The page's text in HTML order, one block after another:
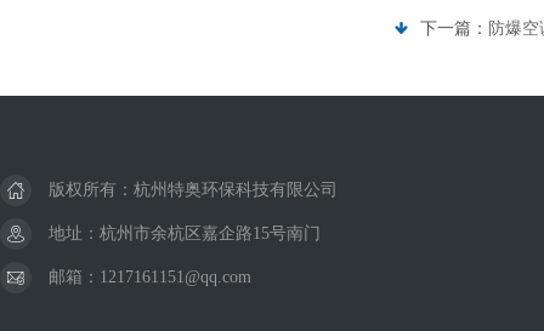
下一篇： 防爆空
版权所有：杭州特奥环保科技有限公司
地址：杭州市余杭区嘉企路15号南门
邮箱：1217161151@qq.com